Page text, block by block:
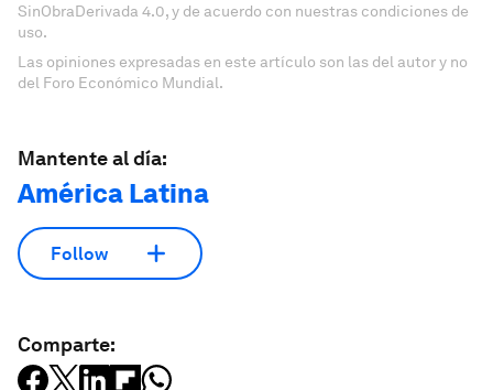
SinObraDerivada 4.0, y de acuerdo con nuestras condiciones de
uso.
Las opiniones expresadas en este artículo son las del autor y no
del Foro Económico Mundial.
Mantente al día:
América Latina
Follow
Comparte: